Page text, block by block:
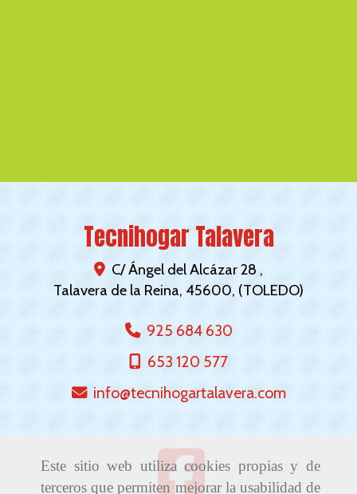
Este sitio web utiliza cookies propias y de
terceros que permiten mejorar la usabilidad de
Tecnihogar Talavera
C/ Ángel del Alcázar 28 ,
Talavera de la Reina, 45600, (TOLEDO)
925 684 630
653 120 577
info
tecnihogartalavera.com